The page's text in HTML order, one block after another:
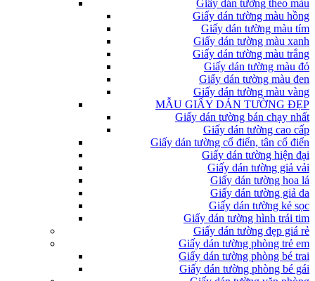
Giấy dán tường theo màu
Giấy dán tường màu hồng
Giấy dán tường màu tím
Giấy dán tường màu xanh
Giấy dán tường màu trắng
Giấy dán tường màu đỏ
Giấy dán tường màu đen
Giấy dán tường màu vàng
MẪU GIẤY DÁN TƯỜNG ĐẸP
Giấy dán tường bán chạy nhất
Giấy dán tường cao cấp
Giấy dán tường cổ điển, tân cổ điển
Giấy dán tường hiện đại
Giấy dán tường giả vải
Giấy dán tường hoa lá
Giấy dán tường giả da
Giấy dán tường kẻ sọc
Giấy dán tường hình trái tim
Giấy dán tường đẹp giá rẻ
Giấy dán tường phòng trẻ em
Giấy dán tường phòng bé trai
Giấy dán tường phòng bé gái